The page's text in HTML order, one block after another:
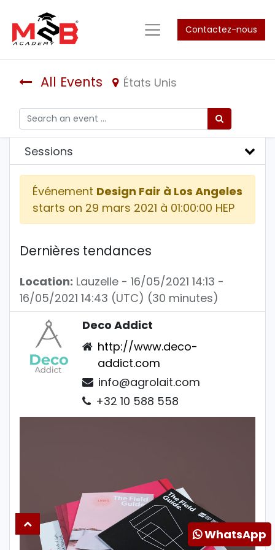
Contactez-nous
All Events États Unis
Sessions
Événement Design Fair à Los Angeles
starts on 29 mars 2021 à 01:00:00 HEP
Dernières tendances
Location: Lauzelle - 16/05/2021 14:13 -
16/05/2021 14:43 (UTC) (30 minutes)
Deco Addict
http://www.deco-
addict.com
info@agrolait.com
+32 10 588 558
WhatsApp